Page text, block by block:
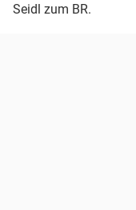
Seidl zum BR.